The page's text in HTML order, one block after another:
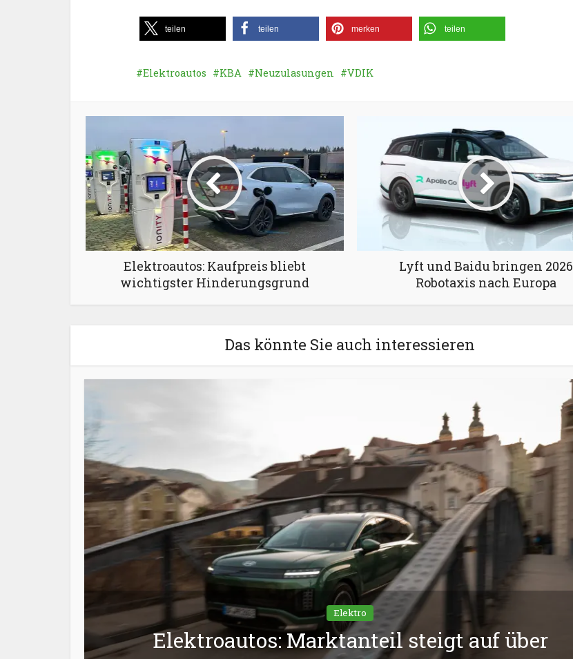
teilen teilen merken teilen
Elektroautos KBA Neuzulasungen VDIK
Elektroautos: Kaufpreis bliebt
wichtigster Hinderungsgrund
Lyft und Baidu bringen 2026
Robotaxis nach Europa
Das könnte Sie auch interessieren
Elektro
Elektroautos: Marktanteil steigt auf über